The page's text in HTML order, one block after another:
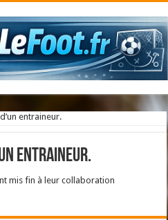
entraineur.
entraineur.
mis fin à leur collaboration